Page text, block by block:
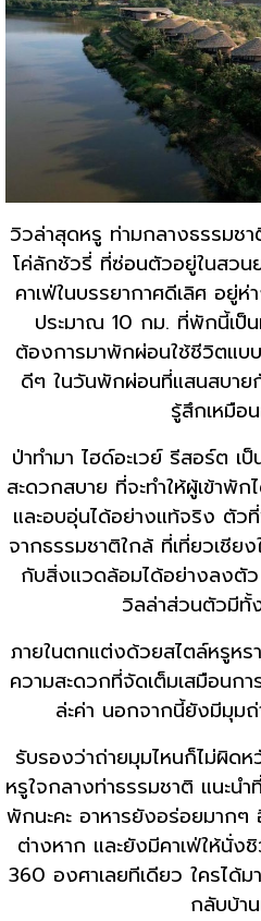
วิวล่าสุดหรู ท่ามกลางธรรมช
โค่ลักชัวรี่ ที่ซ่อนตัวอยู่ในสวน
คาเฟ่ในบรรยากาศดีเลิศ อยู่ห่
ประมาณ 10 กม. ที่พักนี้เป็น
ต้องการมาพักผ่อนใช้ชีวิตแบ
ดีๆ ในวันพักผ่อนที่แสนสบาย
รู้สึกเหมือ
ป่าทำมา ไฮด์อะเวย์ รีสอร์ต
สะดวกสบาย ที่จะทำให้ผู้เข้าพั
และอบอุ่นได้อย่างแท้จริง ตั
จากธรรมชาติใกล้ ที่เที่ยวเชีย
กับสิ่งแวดล้อมได้อย่างลงตั
วิลล่าส่วนตัวมี
ภายในตกแต่งด้วยสไตล์หรูห
ความสะดวกที่จัดเต็มเสมือนก
ล่ะค่า นอกจากนี้ยังมีมุม
รับรองว่าถ่ายมุมไหนก็ไม่ผิด
หรูใจกลางท่าธรรมชาติ แนะน
พักนะคะ อาหารยังอร่อยมาก
ต่างหาก และยังมีคาเฟ่ให้นั่ง
360 องศาเลยทีเดียว ใครได้
กลับบ้าน